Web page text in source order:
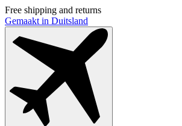
Free shipping and returns
Gemaakt in Duitsland